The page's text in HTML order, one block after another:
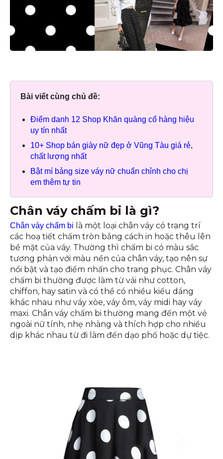
Bài viết cùng chủ đề:
Điểm danh 12 Shop Khăn quàng cổ hàng hiệu
uy tín nhất
10+ Shop bán giày nữ đẹp ở Vũng Tàu giá rẻ,
chất lượng nhất
Bật mí bảng size váy nữ chuẩn chỉnh cho chị
em thêm tự tin
Chân váy chấm bi là gì?
Chân váy chấm bi là một loại chân váy có trang trí
các hoạ tiết chấm tròn bằng cách in hoặc thêu lên
bề mặt của váy. Thường thì chấm bi có màu sắc
tương phản với màu nền của chân váy, tạo nên sự
nổi bật và tạo điểm nhấn cho trang phục. Chân váy
chấm bi thường được làm từ vải như cotton,
chiffon, hay satin và có thể có nhiều kiểu dáng
khác nhau như váy xòe, váy ôm, váy midi hay váy
maxi. Chân váy chấm bi thường mang đến một vẻ
ngoài nữ tính, nhẹ nhàng và thích hợp cho nhiều
dịp khác nhau từ đi làm đến dạo phố hoặc dự tiệc.